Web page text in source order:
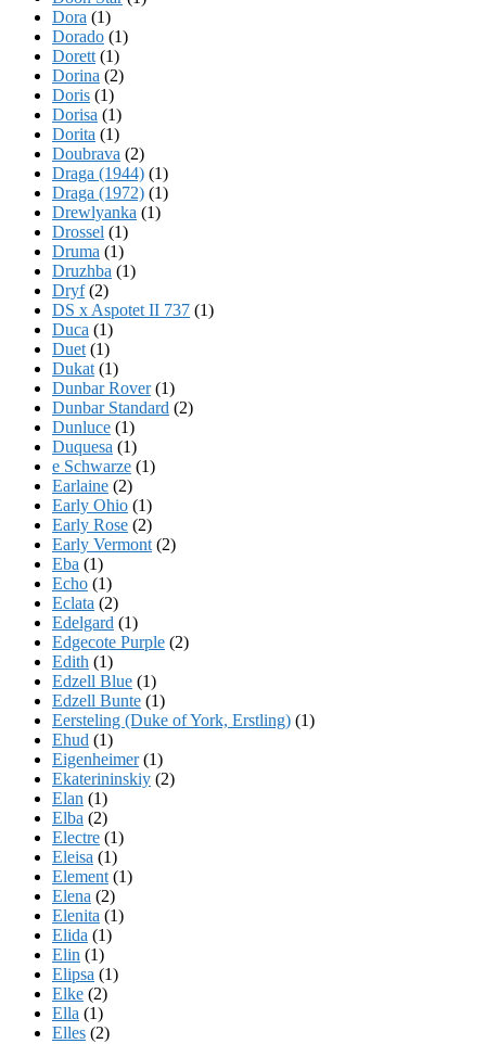
Dora (1)
Dorado (1)
Dorett (1)
Dorina (2)
Doris (1)
Dorisa (1)
Dorita (1)
Doubrava (2)
Draga (1944) (1)
Draga (1972) (1)
Drewlyanka (1)
Drossel (1)
Druma (1)
Druzhba (1)
Dryf(2)
DS x Aspotet II 737 (1)
Duca (1)
Duet (1)
Dukat (1)
Dunbar Rover(1)
Dunbar Standard (2)
Dunluce (1)
Duquesa (1)
e Schwarze (1)
Earlaine (2)
Early Ohio (1)
Early Rose (2)
Early Vermont (2)
Eba (1)
Echo (1)
Eclata (2)
Edelgard (1)
Edgecote Purple (2)
Edith (1)
Edzell Blue (1)
Edzell Bunte (1)
Eersteling (Duke of York, Erstling) (1)
Ehud (1)
Eigenheimer(1)
Ekaterininskiy (2)
Elan (1)
Elba (2)
Electre (1)
Eleisa (1)
Element (1)
Elena (2)
Elenita (1)
Elida (1)
Elin (1)
Elipsa (1)
Elke (2)
Ella (1)
Elles (2)